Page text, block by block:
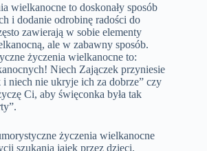
wielkanocne to doskonały sposób
i dodanie odrobinę radości do
zawierają w sobie elementy
ale w zabawny sposób.
życzenia wielkanocne to:
Niech Zajączek przyniesie
niech nie ukryje ich za dobrze” czy
Ci, aby święconka była tak
życzenia wielkanocne
szukania jajek przez dzieci.